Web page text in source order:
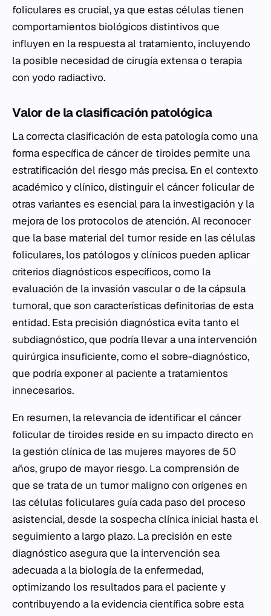
foliculares es crucial, ya que estas células tienen
comportamientos biológicos distintivos que
influyen en la respuesta al tratamiento, incluyendo
la posible necesidad de cirugía extensa o terapia
con yodo radiactivo.
Valor de la clasificación patológica
La correcta clasificación de esta patología como una
forma específica de cáncer de tiroides permite una
estratificación del riesgo más precisa. En el contexto
académico y clínico, distinguir el cáncer folicular de
otras variantes es esencial para la investigación y la
mejora de los protocolos de atención. Al reconocer
que la base material del tumor reside en las células
foliculares, los patólogos y clínicos pueden aplicar
criterios diagnósticos específicos, como la
evaluación de la invasión vascular o de la cápsula
tumoral, que son características definitorias de esta
entidad. Esta precisión diagnóstica evita tanto el
subdiagnóstico, que podría llevar a una intervención
quirúrgica insuficiente, como el sobre-diagnóstico,
que podría exponer al paciente a tratamientos
innecesarios.
En resumen, la relevancia de identificar el cáncer
folicular de tiroides reside en su impacto directo en
la gestión clínica de las mujeres mayores de 50
años, grupo de mayor riesgo. La comprensión de
que se trata de un tumor maligno con orígenes en
las células foliculares guía cada paso del proceso
asistencial, desde la sospecha clínica inicial hasta el
seguimiento a largo plazo. La precisión en este
diagnóstico asegura que la intervención sea
adecuada a la biología de la enfermedad,
optimizando los resultados para el paciente y
contribuyendo a la evidencia científica sobre esta